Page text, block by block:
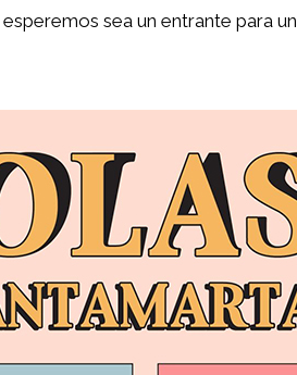
sea un entrante para un